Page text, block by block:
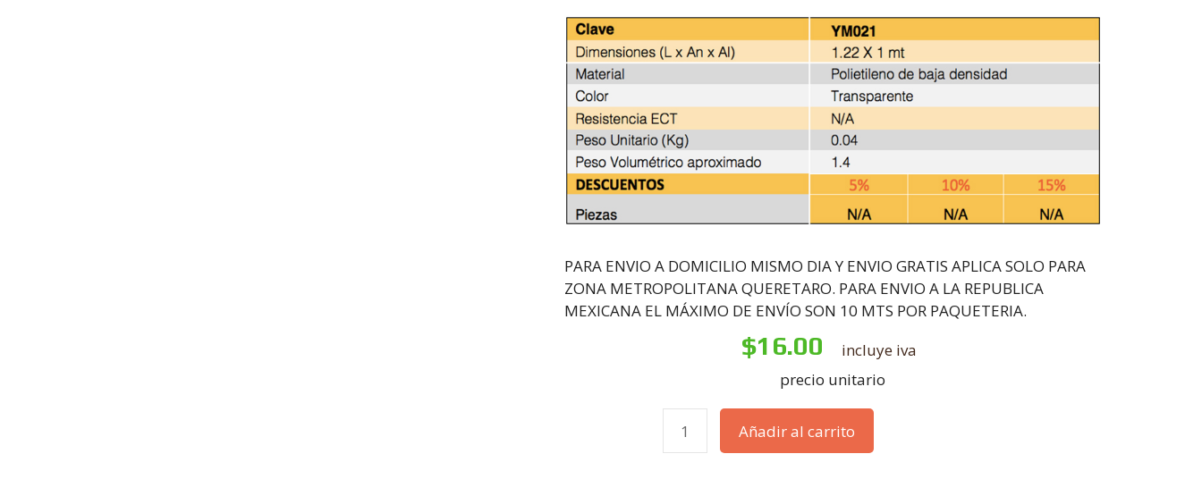
PARA ENVIO A DOMICILIO MISMO DIA Y ENVIO GRATIS APLICA SOLO PARA
ZONA METROPOLITANA QUERETARO. PARA ENVIO A LA REPUBLICA
MEXICANA EL MÁXIMO DE ENVÍO SON 10 MTS POR PAQUETERIA.
$16.00
incluye iva
precio unitario
Añadir al carrito